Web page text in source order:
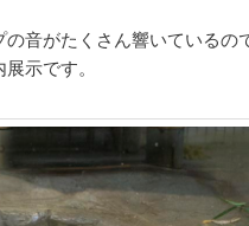
音がたくさん響いているの
示です。